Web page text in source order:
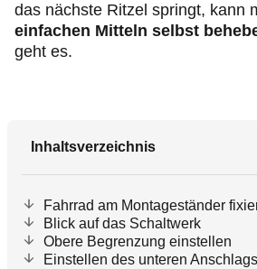
das nächste Ritzel springt, kann
einfachen Mitteln selbst
geht es.
Inhaltsverzeichnis
Fahrrad am Montageständer
Blick auf das Schaltwerk
Obere Begrenzung einstellen
Einstellen des unteren Anschlags